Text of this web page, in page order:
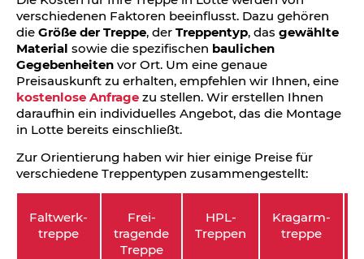
verschiedenen Faktoren beeinflusst. Dazu gehören
die Größe der Treppe, der Treppentyp, das gewählte
Material sowie die spezifischen baulichen
Gegebenheiten vor Ort. Um eine genaue
Preisauskunft zu erhalten, empfehlen wir Ihnen, eine
kostenlose Anfrage zu stellen. Wir erstellen Ihnen
daraufhin ein individuelles Angebot, das die Montage
in Lotte bereits einschließt.
Zur Orientierung haben wir hier einige Preise für
verschiedene Treppentypen zusammengestellt:
Faltwerk­
treppe
Frei­
tragende
Treppe
HPL-
Treppen
Kragarm­
treppe